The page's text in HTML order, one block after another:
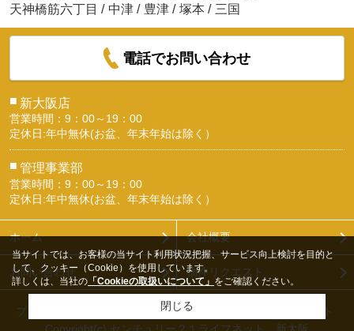
天神橋筋六丁目 / 中津 / 豊津 / 塚本 / 三国
電話でお問い合わせ
■ 新大阪店
営業時間：9：00～19：00
定休日:年中無休(お盆、年末年始は除く）
■ 管理事業部
営業時間：9：00～19：00
定休日:年中無休(お盆、年末年始は除く）
ホーム 会社概要
お問い合わせ 物件リクエスト
プライバシーポリシー 利用規約
PCサイト
当サイトでは、お客様の当サイト利用状況把握、サービス向上検討を目的と
して、クッキー（Cookie）を使用しています。
詳しくは、当社の 「Cookieの取扱いについて」 をご確認ください。
閉じる